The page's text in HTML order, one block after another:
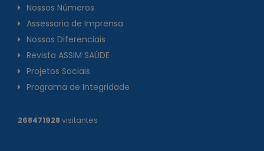
Nossos Números
Assessoria de Imprensa
Nossos Diferenciais
Revista ASSIM SAÚDE
Projetos Sociais
Programa de Integridade
268471928 visitantes